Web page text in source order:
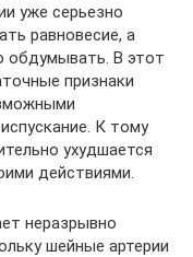
уже серьезно
равновесие, а
обдумывать. В этот
признаки
К тому
ухудшается
действиями.
неразрывно
шейные артерии